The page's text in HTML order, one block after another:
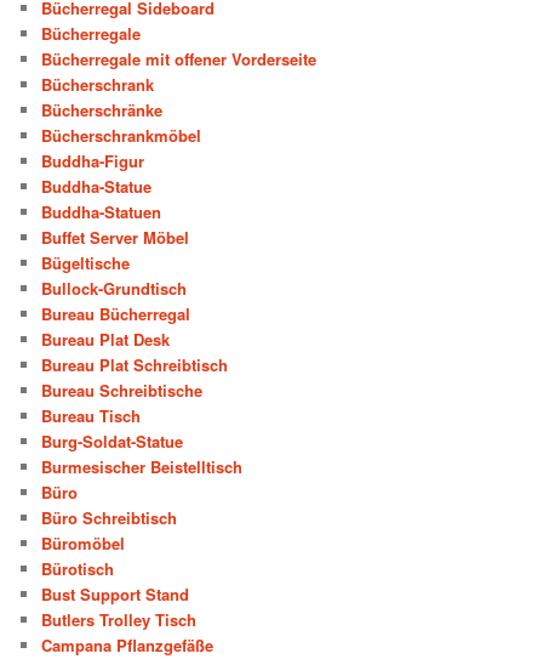
Bücherregal Sideboard
Bücherregale
Bücherregale mit offener Vorderseite
Bücherschrank
Bücherschränke
Bücherschrankmöbel
Buddha-Figur
Buddha-Statue
Buddha-Statuen
Buffet Server Möbel
Bügeltische
Bullock-Grundtisch
Bureau Bücherregal
Bureau Plat Desk
Bureau Plat Schreibtisch
Bureau Schreibtische
Bureau Tisch
Burg-Soldat-Statue
Burmesischer Beistelltisch
Büro
Büro Schreibtisch
Büromöbel
Bürotisch
Bust Support Stand
Butlers Trolley Tisch
Campana Pflanzgefäße